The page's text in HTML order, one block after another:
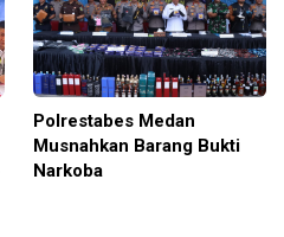
Polrestabes Medan
Musnahkan Barang Bukti
Narkoba